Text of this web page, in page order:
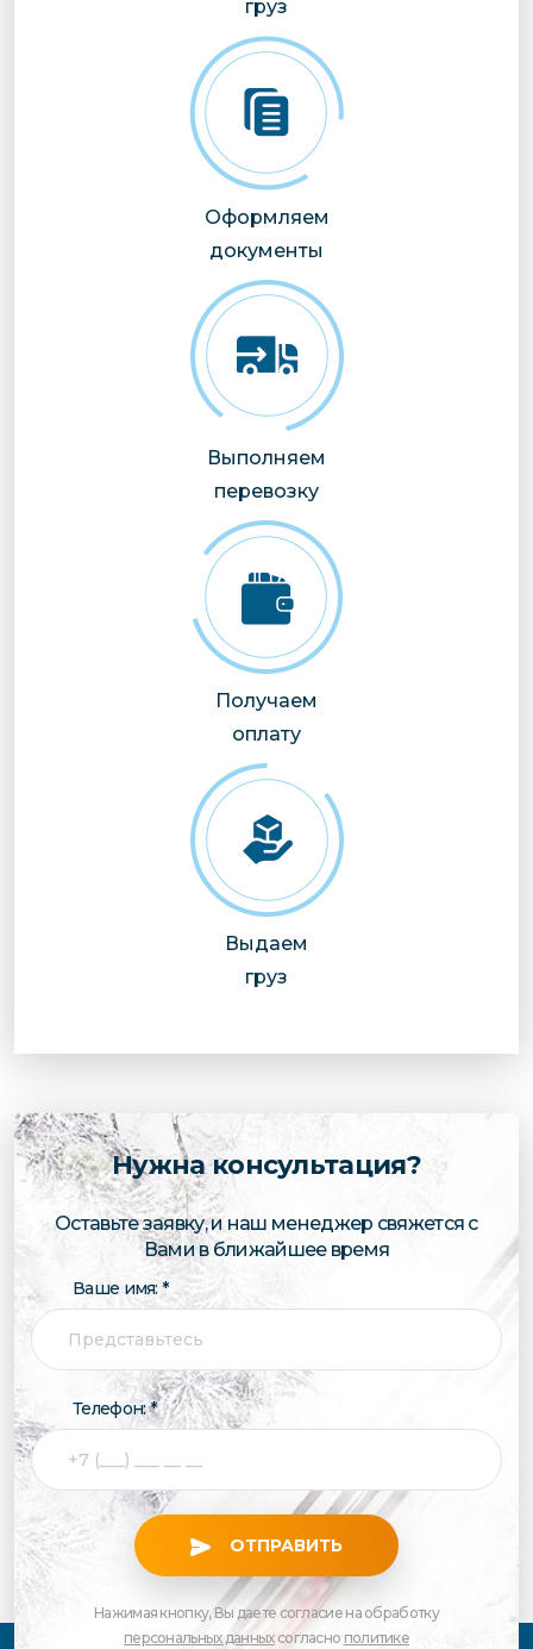
груз
Оформляем
документы
Выполняем
перевозку
Получаем
оплату
Выдаем
груз
Нужна консультация?
Оставьте заявку, и наш менеджер свяжется с
Вами в ближайшее время
Ваше имя: *
Телефон: *
ОТПРАВИТЬ
Нажимая кнопку, Вы даете согласие на обработку
персональных данныхсогласно политике